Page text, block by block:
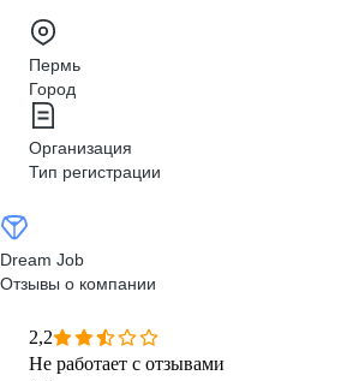
Пермь
Город
Организация
Тип регистрации
Dream Job
Отзывы о компании
2,2
Не работает с отзывами